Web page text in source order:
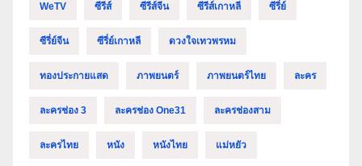
WeTV ซีรีส์ ซีรีส์จีน ซีรีส์เกาหลี ซีรี่ย์
ซีรี่ย์จีน ซีรี่ย์เกาหลี ดวงใจเทวพรหม
ทองประกายแสด ภาพยนตร์ ภาพยนตร์ไทย ละคร
ละครช่อง 3 ละครช่อง One31 ละครช่องสาม
ละครไทย หนัง หนังไทย แม่หยัว